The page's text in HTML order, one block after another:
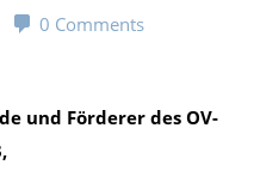
0 Comments
und Förderer des OV-